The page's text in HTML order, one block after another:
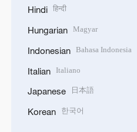
Hindi हिन्दी
Hungarian Magyar
Indonesian Bahasa Indonesia
Italian Italiano
Japanese 日本語
Korean 한국어